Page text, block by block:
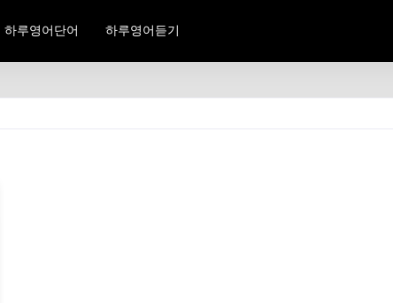
하루영어단어 하루영어듣기